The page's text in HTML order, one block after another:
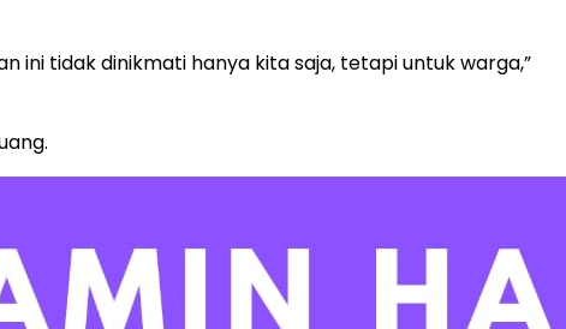
ini tidak dinikmati hanya kita saja, tetapi untuk warga,”